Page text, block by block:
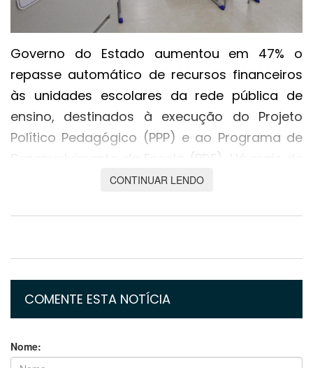
Governo do Estado aumentou em 47% o
repasse automático de recursos financeiros
às unidades escolares da rede pública de
ensino, destinados à execução do Projeto
Político Pedagógico (PPP) e ao Programa de
Desenvolvimento da Escola (PDE). Há mais de
sete anos o valor não era atualizado.
Este é o segundo reajuste em repasses para
as escolas estaduais em junho. No dia 9 deste
mais de 100% o valor destinado à
CONTINUAR LENDO
COMENTE ESTA NOTÍCIA
Nome: